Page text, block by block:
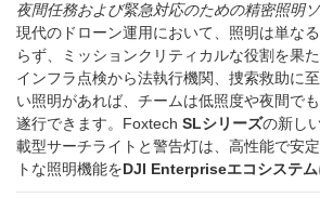
夜間任務および緊急対応のための精密照明
現代のドローン運用において、照明は単な
らず、ミッションクリティカルな役割を果
インフラ点検から法執行機関、捜索救助に
い照明があれば、チームは低照度や夜間で
遂行できます。Foxtech SLシリーズの新し
載型サーチライトと警告灯は、高性能で安
トな照明機能をDJI Enterpriseエコシステム